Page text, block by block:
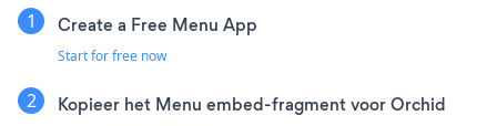
Create a Free Menu App
Start for free now
Kopieer het Menu embed-fragment voor Orchid